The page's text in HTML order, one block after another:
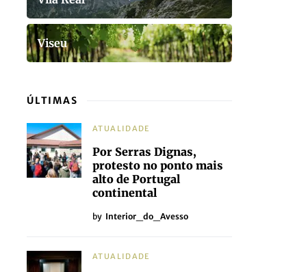
Viseu
ÚLTIMAS
ATUALIDADE
Por Serras Dignas,
protesto no ponto mais
alto de Portugal
continental
by Interior_do_Avesso
ATUALIDADE